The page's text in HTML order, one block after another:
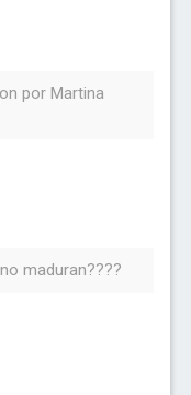
por Martina
maduran????